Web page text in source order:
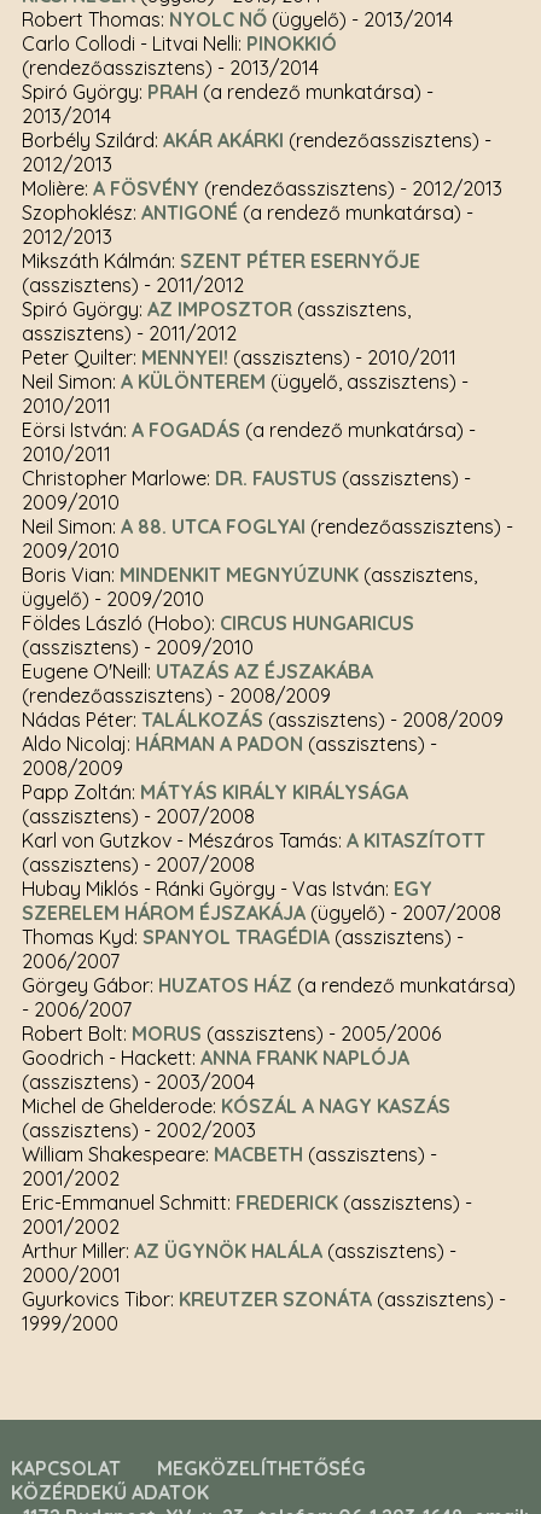
Robert Thomas: NYOLC NŐ(ügyelő) - 2013/2014
Carlo Collodi - Litvai Nelli: PINOKKIÓ
(rendezőasszisztens) - 2013/2014
Spiró György: PRAH (a rendező munkatársa) -
2013/2014
Borbély Szilárd: AKÁR AKÁRKI (rendezőasszisztens) -
2012/2013
Molière: A FÖSVÉNY (rendezőasszisztens) - 2012/2013
Szophoklész: ANTIGONÉ (a rendező munkatársa) -
2012/2013
Mikszáth Kálmán: SZENT PÉTER ESERNYŐJE
(asszisztens) - 2011/2012
Spiró György: AZ IMPOSZTOR(asszisztens,
asszisztens) - 2011/2012
Peter Quilter: MENNYEI! (asszisztens) - 2010/2011
Neil Simon: A KÜLÖNTEREM (ügyelő, asszisztens) -
2010/2011
Eörsi István: A FOGADÁS (a rendező munkatársa) -
2010/2011
Christopher Marlowe: DR. FAUSTUS (asszisztens) -
2009/2010
Neil Simon: A 88. UTCA FOGLYAI (rendezőasszisztens) -
2009/2010
Boris Vian: MINDENKIT MEGNYÚZUNK(asszisztens,
ügyelő) - 2009/2010
Földes László (Hobo): CIRCUS HUNGARICUS
(asszisztens) - 2009/2010
Eugene O'Neill: UTAZÁS AZ ÉJSZAKÁBA
(rendezőasszisztens) - 2008/2009
Nádas Péter: TALÁLKOZÁS (asszisztens) - 2008/2009
Aldo Nicolaj: HÁRMAN A PADON (asszisztens) -
2008/2009
Papp Zoltán: MÁTYÁS KIRÁLY KIRÁLYSÁGA
(asszisztens) - 2007/2008
Karl von Gutzkov - Mészáros Tamás: A KITASZÍTOTT
(asszisztens) - 2007/2008
Hubay Miklós - Ránki György - Vas István: EGY
SZERELEM HÁROM ÉJSZAKÁJA(ügyelő) - 2007/2008
Thomas Kyd: SPANYOL TRAGÉDIA(asszisztens) -
2006/2007
Görgey Gábor: HUZATOS HÁZ (a rendező munkatársa)
- 2006/2007
Robert Bolt: MORUS (asszisztens) - 2005/2006
Goodrich - Hackett: ANNA FRANK NAPLÓJA
(asszisztens) - 2003/2004
Michel de Ghelderode: KÓSZÁL A NAGY KASZÁS
(asszisztens) - 2002/2003
William Shakespeare: MACBETH (asszisztens) -
2001/2002
Eric-Emmanuel Schmitt: FREDERICK(asszisztens) -
2001/2002
Arthur Miller: AZ ÜGYNÖK HALÁLA(asszisztens) -
2000/2001
Gyurkovics Tibor: KREUTZER SZONÁTA(asszisztens) -
1999/2000
KAPCSOLAT
MEGKÖZELÍTHETŐSÉG
KÖZÉRDEKŰ ADATOK